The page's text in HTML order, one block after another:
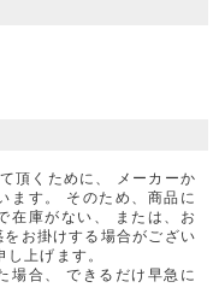
頂くために、 メーカーか
ます。 そのため、商品に
在庫がない、 または、お
お掛けする場合がござい
上げます。
場合、 できるだけ早急に